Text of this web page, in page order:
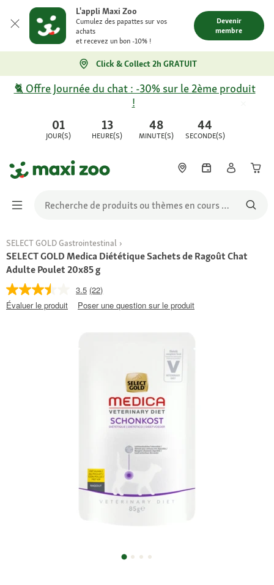
L'appli Maxi Zoo
Cumulez des papattes sur vos
achats
et recevez un bon -10% !
Devenir
membre
Click & Collect 2h GRATUIT
01
JOUR(S)
13
HEURE(S)
48
MINUTE(S)
44
SECONDE(S)
🐈 Offre Journée du chat : -30% sur le 2ème produit
!
SELECT GOLD Gastrointestinal
SELECT GOLD Medica Diététique Sachets de Ragoût Chat
Adulte Poulet 20x85 g
3.5 (22)
Évaluer le produit
Poser une question sur le produit